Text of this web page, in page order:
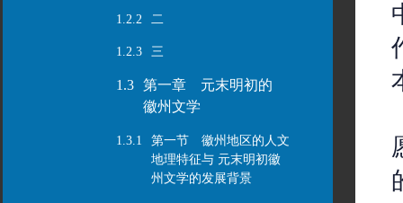
1.2.2 二
1.2.3 三
1.3
第一章 元末明初的
徽州文学
1.3.1
第一节 徽州地区的人文
地理特征与 元末明初徽
州文学的发展背景